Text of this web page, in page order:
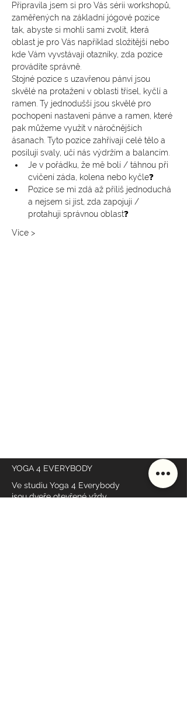
Připravila jsem si pro Vás sérii workshopů,
zaměřených na základní jógové pozice
tak, abyste si mohli sami zvolit, která
oblast je pro Vás například složitější nebo
kde Vám vyvstávají otazníky, zda pozice
provádíte správně.
Stojné pozice s uzavřenou pánví jsou
skvělé na protažení v oblasti třísel, kyčlí a
ramen. Ty jednodušší jsou skvělé pro
pochopení nastavení pánve a ramen, které
pak můžeme využít v náročnějších
ásanach. Tyto pozice zahřívají celé tělo a
posilují svaly, učí nás výdržím a balancím.
Je v pořádku, že mě bolí / táhnou při
cvičení záda, kolena nebo kyčle❓
Pozice se mi zdá až příliš jednoduchá
a nejsem si jist, zda zapojuji /
protahuji správnou oblast❓
Více >
YOGA 4 EVERYBODY
Ve studiu Yoga 4 Everybody
jsou dveře otevřené vždy